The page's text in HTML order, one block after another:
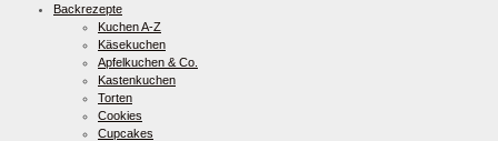
Backrezepte
Kuchen A-Z
Käsekuchen
Apfelkuchen & Co.
Kastenkuchen
Torten
Cookies
Cupcakes